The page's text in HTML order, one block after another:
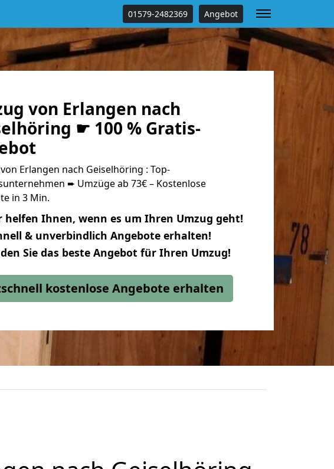
01579-2482369 Angebot
von Erlangen nach
☛ 100 % Gratis-
Erlangen nach Geiselhöring : Top-
➨ Umzüge ab 73€ – Kostenlose
in 3 Min.
helfen Ihnen, wenn es um Ihren Umzug geht!
& unverbindlich Angebote erhalten!
Sie das beste Angebot für Ihren Umzug!
kostenlose Angebote erhalten